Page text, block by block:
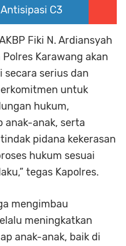
C3
Fiki N. Ardiansyah
Karawang akan
secara serius dan
untuk
hukum,
anak-anak, serta
pidana kekerasan
hukum sesuai
tegas Kapolres.
mengimbau
meningkatkan
anak-anak, baik di